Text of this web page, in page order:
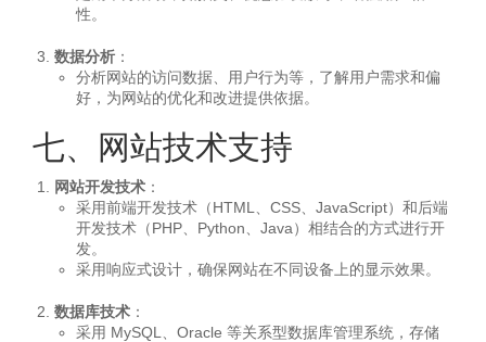
性。
数据分析 ：
分析网站的访问数据、用户行为等，了解用户需求和偏
好，为网站的优化和改进提供依据。
七、网站技术支持
网站开发技术 ：
采用前端开发技术（HTML、CSS、JavaScript）和后端
开发技术（PHP、Python、Java）相结合的方式进行开
发。
采用响应式设计，确保网站在不同设备上的显示效果。
数据库技术 ：
采用 MySQL、Oracle 等关系型数据库管理系统，存储